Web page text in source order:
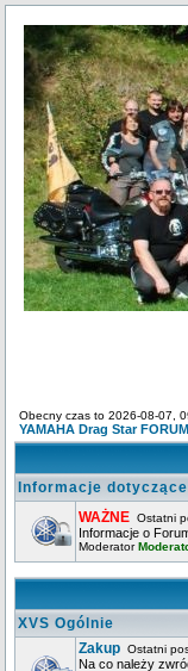
Obecny czas to 2026-08-07,
YAMAHA Drag Star FORUM
Informacje
WAŻNE Ostatni
Informacje o
Moderator
XVS Ogólnie
Zakup Ostatni
Na co należy